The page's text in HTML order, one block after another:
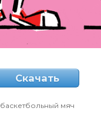
Скачать
баскетбольный мяч